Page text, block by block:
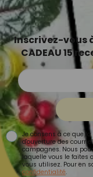
Inscrivez-vous
CADEAU 15
Je consens à ce que
d'ouverture des
campagnes. Nous
laquelle vous le faites
vous utilisez. Pour en
confidentialité.